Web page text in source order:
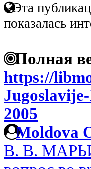
Эта
показалась
Полная
https://
2005
Moldova
В. В.